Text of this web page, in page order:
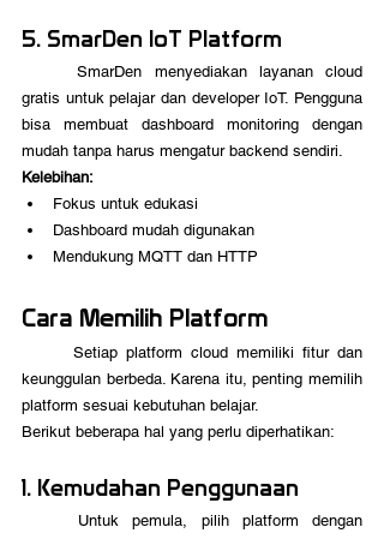
5. SmarDen IoT Platform
	SmarDen menyediakan layanan cloud
gratis untuk pelajar dan developer IoT. Pengguna
bisa membuat dashboard monitoring dengan
mudah tanpa harus mengatur backend sendiri.
Kelebihan:
Fokus untuk edukasi
Dashboard mudah digunakan
Mendukung MQTT dan HTTP
Cara Memilih Platform
keunggulan berbeda. Karena itu, penting memilih
platform sesuai kebutuhan belajar.
Berikut beberapa hal yang perlu diperhatikan:
1. Kemudahan Penggunaan